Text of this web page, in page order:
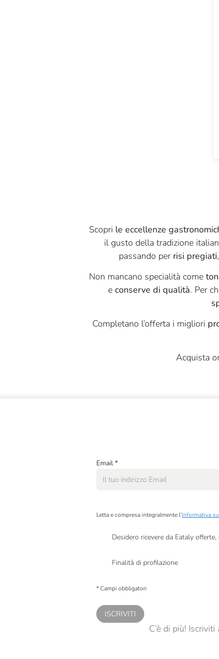
Scopri le eccellenze
il gusto della tradizione
passando per risi pregiati,
Non mancano specialità come
e conserve di qualità. Per
Completano l’offerta i migliori
Acquista
Email *
Letta e compresa integralmente l’Informativa
Desidero ricevere da Eataly
Finalità di profilazione
* Campi obbligatori
ISCRIVITI
C’è di più!